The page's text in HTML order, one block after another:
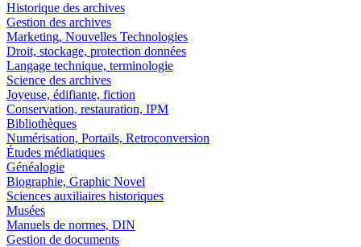
Historique des archives
Gestion des archives
Marketing, Nouvelles Technologies
Droit, stockage, protection données
Langage technique, terminologie
Science des archives
Joyeuse, édifiante, fiction
Conservation, restauration, IPM
Bibliothèques
Numérisation, Portails, Retroconversion
Études médiatiques
Généalogie
Biographie, Graphic Novel
Sciences auxiliaires historiques
Musées
Manuels de normes, DIN
Gestion de documents